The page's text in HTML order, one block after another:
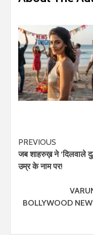
PREVIOUS
जब शाहरुख़ ने ‘दिलवाले
उम्र के नाम पर!
BOLLYWOOD